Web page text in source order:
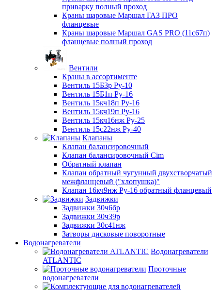
приварку полный проход
Краны шаровые Маршал ГАЗ ПРО
фланцевые
Краны шаровые Маршал GAS PRO (11с67п)
фланцевые полный проход
Вентили
Краны в ассортименте
Вентиль 15Б3р Ру-10
Вентиль 15Б1п Ру-16
Вентиль 15кч18п Ру-16
Вентиль 15кч19п Ру-16
Вентиль 15кч16нж Ру-25
Вентиль 15с22нж Ру-40
Клапаны
Клапан балансировочный
Клапан балансировочный Cim
Обратный клапан
Клапан обратный чугунный двухстворчатый
межфланцевый ("хлопушка)"
Клапан 16кч9нж Ру-16 обратный фланцевый
Задвижки
Задвижки 30ч6бр
Задвижки 30ч39р
Задвижки 30с41нж
Затворы дисковые поворотные
Водонагреватели
Водонагреватели
ATLANTIC
Проточные
водонагреватели